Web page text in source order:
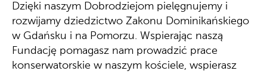
Dzięki naszym Dobrodziejom pielęgnujemy i
rozwijamy dziedzictwo Zakonu Dominikańskiego
w Gdańsku i na Pomorzu. Wspierając naszą
Fundację pomagasz nam prowadzić prace
konserwatorskie w naszym kościele, wspierasz